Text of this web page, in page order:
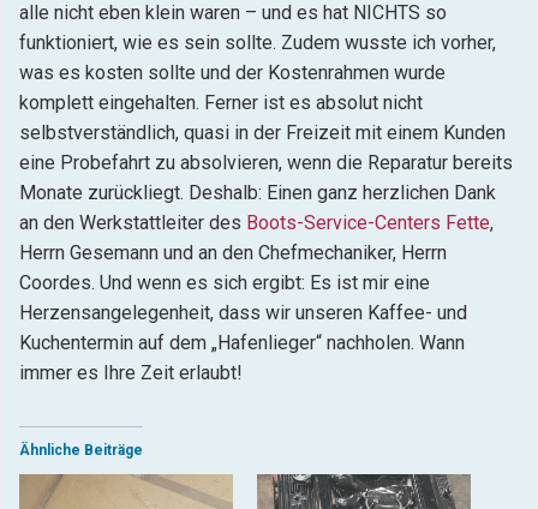
alle nicht eben klein waren – und es hat NICHTS so
funktioniert, wie es sein sollte. Zudem wusste ich vorher,
was es kosten sollte und der Kostenrahmen wurde
komplett eingehalten. Ferner ist es absolut nicht
selbstverständlich, quasi in der Freizeit mit einem Kunden
eine Probefahrt zu absolvieren, wenn die Reparatur bereits
Monate zurückliegt. Deshalb: Einen ganz herzlichen Dank
an den Werkstattleiter des Boots-Service-Centers Fette,
Herrn Gesemann und an den Chefmechaniker, Herrn
Coordes. Und wenn es sich ergibt: Es ist mir eine
Herzensangelegenheit, dass wir unseren Kaffee- und
Kuchentermin auf dem „Hafenlieger“ nachholen. Wann
immer es Ihre Zeit erlaubt!
Ähnliche Beiträge